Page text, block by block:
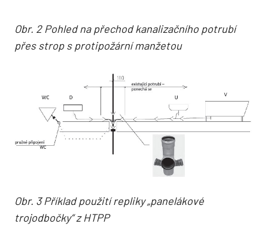
Obr. 2 Pohled na přechod kanalizačního potrubí
přes strop s protipožární manžetou
Obr. 3 Příklad použití repliky „panelákové
trojodbočky“ z HTPP